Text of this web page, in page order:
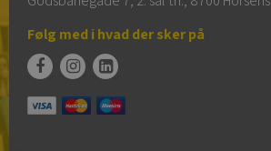
Følg med i hvad der sker på